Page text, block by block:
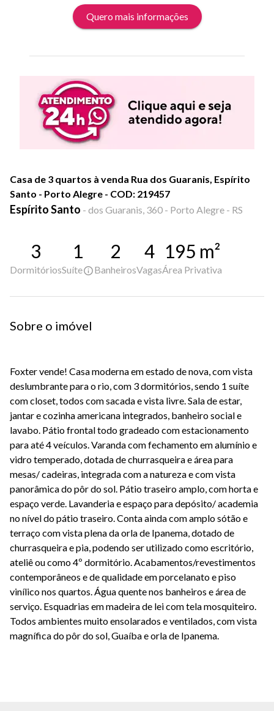
Quero mais informações
Casa de 3 quartos à venda Rua dos Guaranis, Espírito
Santo - Porto Alegre - COD: 219457
Espírito Santo - dos Guaranis, 360 - Porto Alegre - RS
3
Dormitórios
1
Suíte
2
Banheiros
4
Vagas
195 m²
Área Privativa
Sobre o imóvel
Foxter vende! Casa moderna em estado de nova, com vista
deslumbrante para o rio, com 3 dormitórios, sendo 1 suíte
com closet, todos com sacada e vista livre. Sala de estar,
jantar e cozinha americana integrados, banheiro social e
lavabo. Pátio frontal todo gradeado com estacionamento
para até 4 veículos. Varanda com fechamento em alumínio e
vidro temperado, dotada de churrasqueira e área para
mesas/ cadeiras, integrada com a natureza e com vista
panorâmica do pôr do sol. Pátio traseiro amplo, com horta e
espaço verde. Lavanderia e espaço para depósito/ academia
no nível do pátio traseiro. Conta ainda com amplo sótão e
terraço com vista plena da orla de Ipanema, dotado de
churrasqueira e pia, podendo ser utilizado como escritório,
ateliê ou como 4º dormitório. Acabamentos/revestimentos
contemporâneos e de qualidade em porcelanato e piso
vinílico nos quartos. Água quente nos banheiros e área de
serviço. Esquadrias em madeira de lei com tela mosquiteiro.
Todos ambientes muito ensolarados e ventilados, com vista
magnífica do pôr do sol, Guaíba e orla de Ipanema.